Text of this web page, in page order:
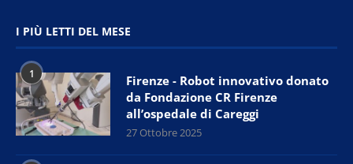
I PIÙ LETTI DEL MESE
1
Firenze - Robot innovativo donato
da Fondazione CR Firenze
all’ospedale di Careggi
27 Ottobre 2025